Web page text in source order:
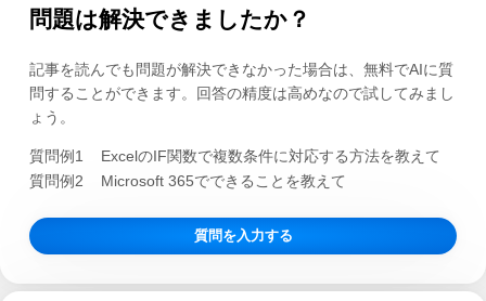
問題は解決できましたか？
記事を読んでも問題が解決できなかった場合は、無料でAIに質
問することができます。回答の精度は高めなので試してみまし
ょう。
質問例1
ExcelのIF関数で複数条件に対応する方法を教えて
質問例2
Microsoft 365でできることを教えて
質問を入力する